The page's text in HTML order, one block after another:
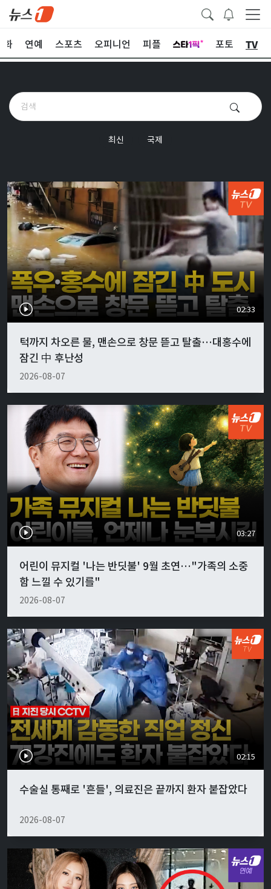
화 연예 스포츠 오피니언 피플 포토 TV
최신 국제
02:33
턱까지 차오른 물, 맨손으로 창문 뜯고 탈출…대홍수에
잠긴 中 후난성
2026-08-07
03:27
어린이 뮤지컬 '나는 반딧불' 9월 초연…"가족의 소중
함 느낄 수 있기를"
2026-08-07
02:15
수술실 통째로 '흔들', 의료진은 끝까지 환자 붙잡았다
2026-08-07